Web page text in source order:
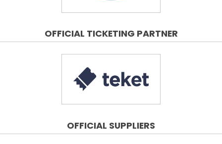
OFFICIAL TICKETING PARTNER
OFFICIAL SUPPLIERS